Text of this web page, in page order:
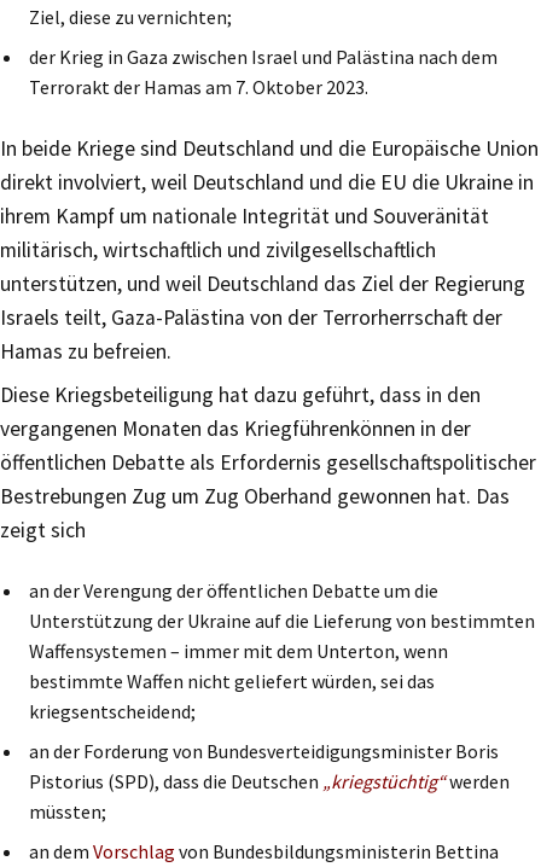
Ziel, diese zu vernichten;
der Krieg in Gaza zwischen Israel und Palästina nach dem
Terrorakt der Hamas am 7. Oktober 2023.
In beide Kriege sind Deutschland und die Europäische Union
direkt involviert, weil Deutschland und die EU die Ukraine in
ihrem Kampf um nationale Integrität und Souveränität
militärisch, wirtschaftlich und zivilgesellschaftlich
unterstützen, und weil Deutschland das Ziel der Regierung
Israels teilt, Gaza-Palästina von der Terrorherrschaft der
Hamas zu befreien.
Diese Kriegsbeteiligung hat dazu geführt, dass in den
vergangenen Monaten das Kriegführenkönnen in der
öffentlichen Debatte als Erfordernis gesellschaftspolitischer
Bestrebungen Zug um Zug Oberhand gewonnen hat. Das
zeigt sich
an der Verengung der öffentlichen Debatte um die
Unterstützung der Ukraine auf die Lieferung von bestimmten
Waffensystemen – immer mit dem Unterton, wenn
bestimmte Waffen nicht geliefert würden, sei das
kriegsentscheidend;
an der Forderung von Bundesverteidigungsminister Boris
Pistorius (SPD), dass die Deutschen „kriegstüchtig“werden
müssten;
an dem Vorschlag von Bundesbildungsministerin Bettina